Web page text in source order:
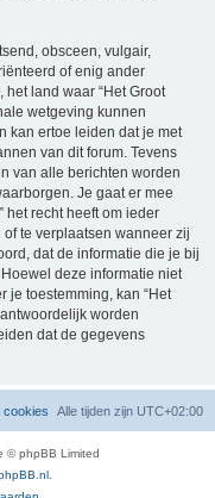
obsceen, vulgair,
of enig ander
land waar “Het Groot
wetgeving kunnen
kan ertoe leiden dat je met
van dit forum. Tevens
van alle berichten worden
Je gaat er mee
het recht heeft om ieder
te verplaatsen wanneer zij
dat de informatie die je bij
deze informatie niet
je toestemming, kan “Het
worden
dat de gegevens
Alle tijden zijn UTC+02:00
cookies
© phpBB Limited